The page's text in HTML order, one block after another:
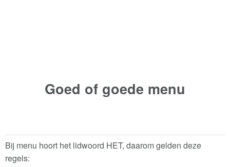
Goed of goede menu
Bij menu hoort het lidwoord HET, daarom gelden deze
regels: